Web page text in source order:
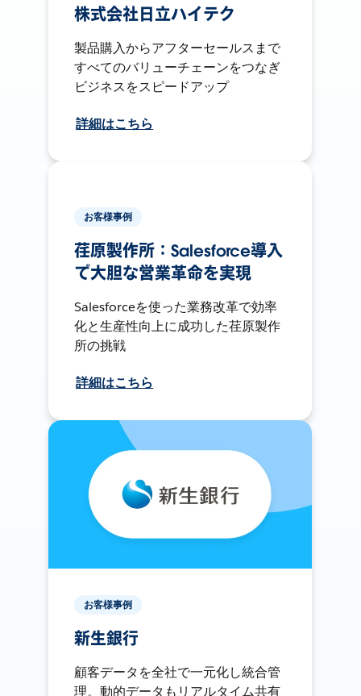
株式会社日立ハイテク
製品購入からアフターセールスまで
すべてのバリューチェーンをつなぎ
ビジネスをスピードアップ
詳細はこちら
お客様事例
荏原製作所：Salesforce導入
で大胆な営業革命を実現
Salesforceを使った業務改革で効率
化と生産性向上に成功した荏原製作
所の挑戦
詳細はこちら
お客様事例
新生銀行
顧客データを全社で一元化し統合管
理。動的データもリアルタイム共有